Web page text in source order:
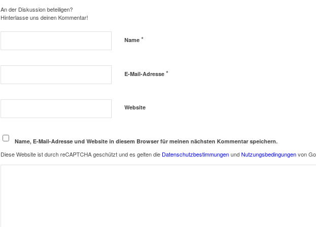
An der Diskussion beteiligen?
Hinterlasse uns deinen Kommentar!
Name *
E-Mail-Adresse *
Website
Name, E-Mail-Adresse und Website in diesem Browser für meinen nächsten Kommentar speichern.
Diese Website ist durch reCAPTCHA geschützt und es gelten die DatenschutzbestimmungenundNutzungsbedingungenvon